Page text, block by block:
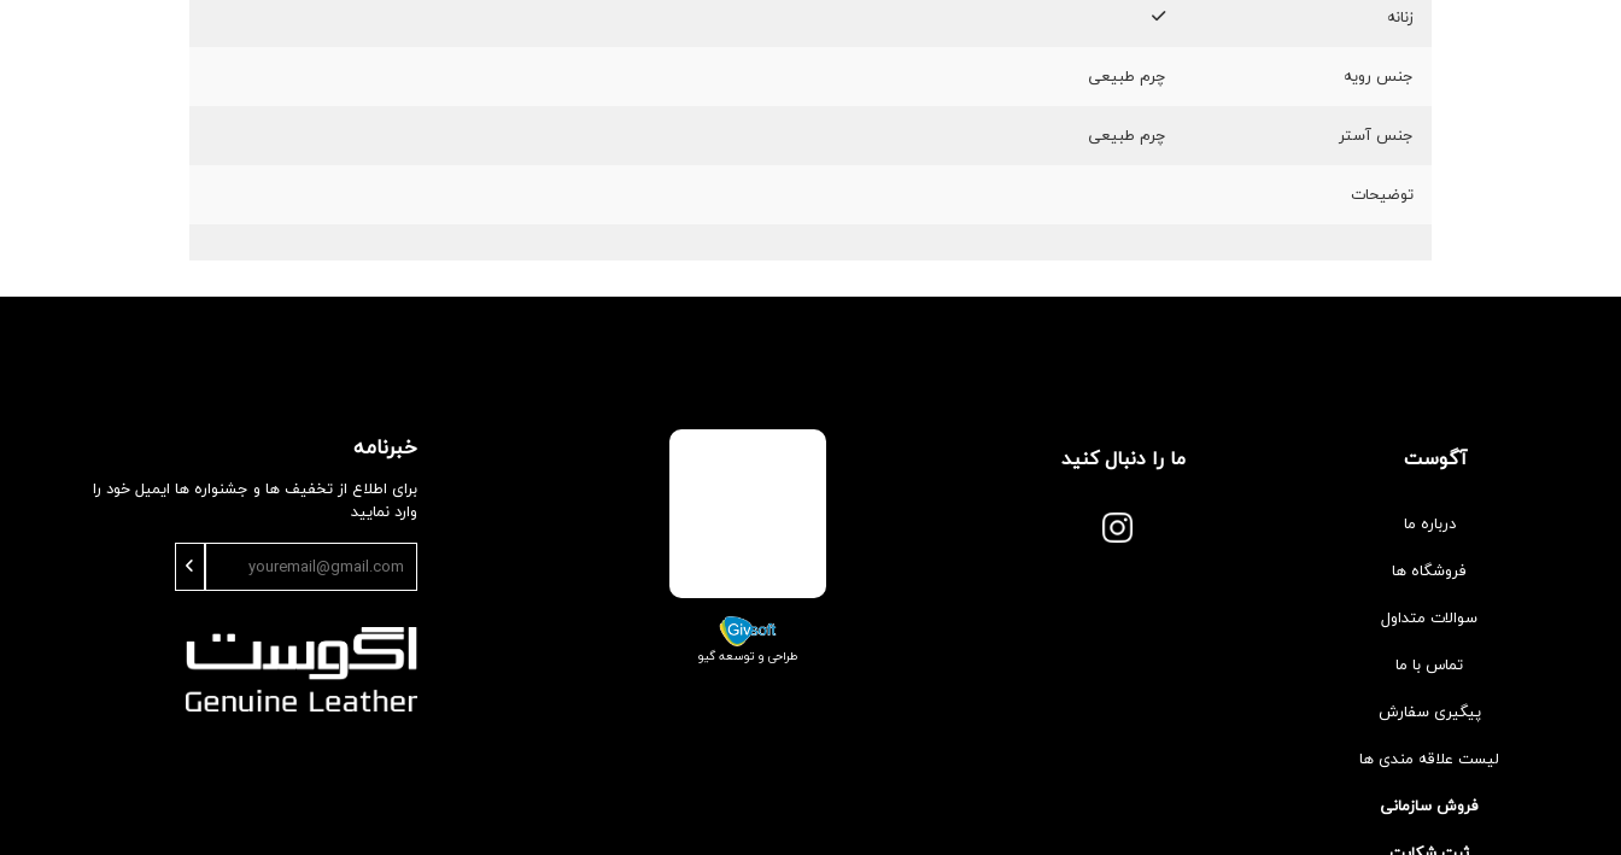
زنانه
جنس رویه چرم طبیعی
جنس آستر چرم طبیعی
توضیحات
آگوست
درباره ما
فروشگاه ها
سوالات متداول
تماس با ما
پیگیری سفارش
لیست علاقه مندی ها
فروش سازمانی
ما را دنبال کنید
طراحی و توسعه گیو
خبرنامه
برای اطلاع از تخفیف ها و جشنواره ها ایمیل خود را
وارد نمایید